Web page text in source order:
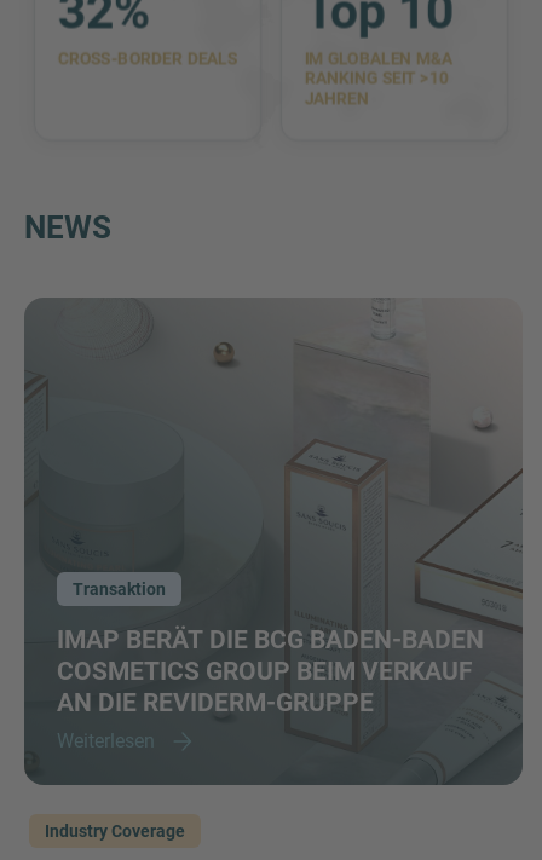
CROSS-BORDER DEALS
IM GLOBALEN M&A
RANKING SEIT >10
JAHREN
NEWS
Transaktion
IMAP BERÄT DIE BCG BADEN-BADEN
COSMETICS GROUP BEIM VERKAUF
AN DIE REVIDERM-GRUPPE
Weiterlesen
Industry Coverage